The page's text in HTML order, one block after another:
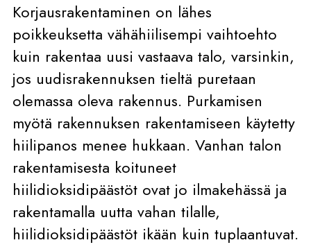
Korjausrakentaminen on lähes
poikkeuksetta vähähiilisempi vaihtoehto
kuin rakentaa uusi vastaava talo, varsinkin,
jos uudisrakennuksen tieltä puretaan
olemassa oleva rakennus. Purkamisen
myötä rakennuksen rakentamiseen käytetty
hiilipanos menee hukkaan. Vanhan talon
rakentamisesta koituneet
hiilidioksidipäästöt ovat jo ilmakehässä ja
rakentamalla uutta vahan tilalle,
hiilidioksidipäästöt ikään kuin tuplaantuvat.